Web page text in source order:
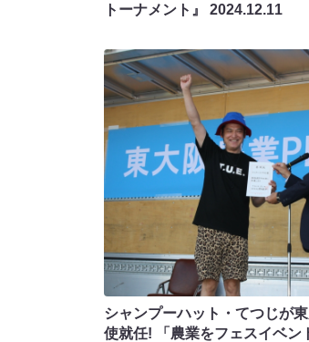
トーナメント』 2024.12.11
シャンプーハット・てつじが
使就任! 「農業をフェスイベン